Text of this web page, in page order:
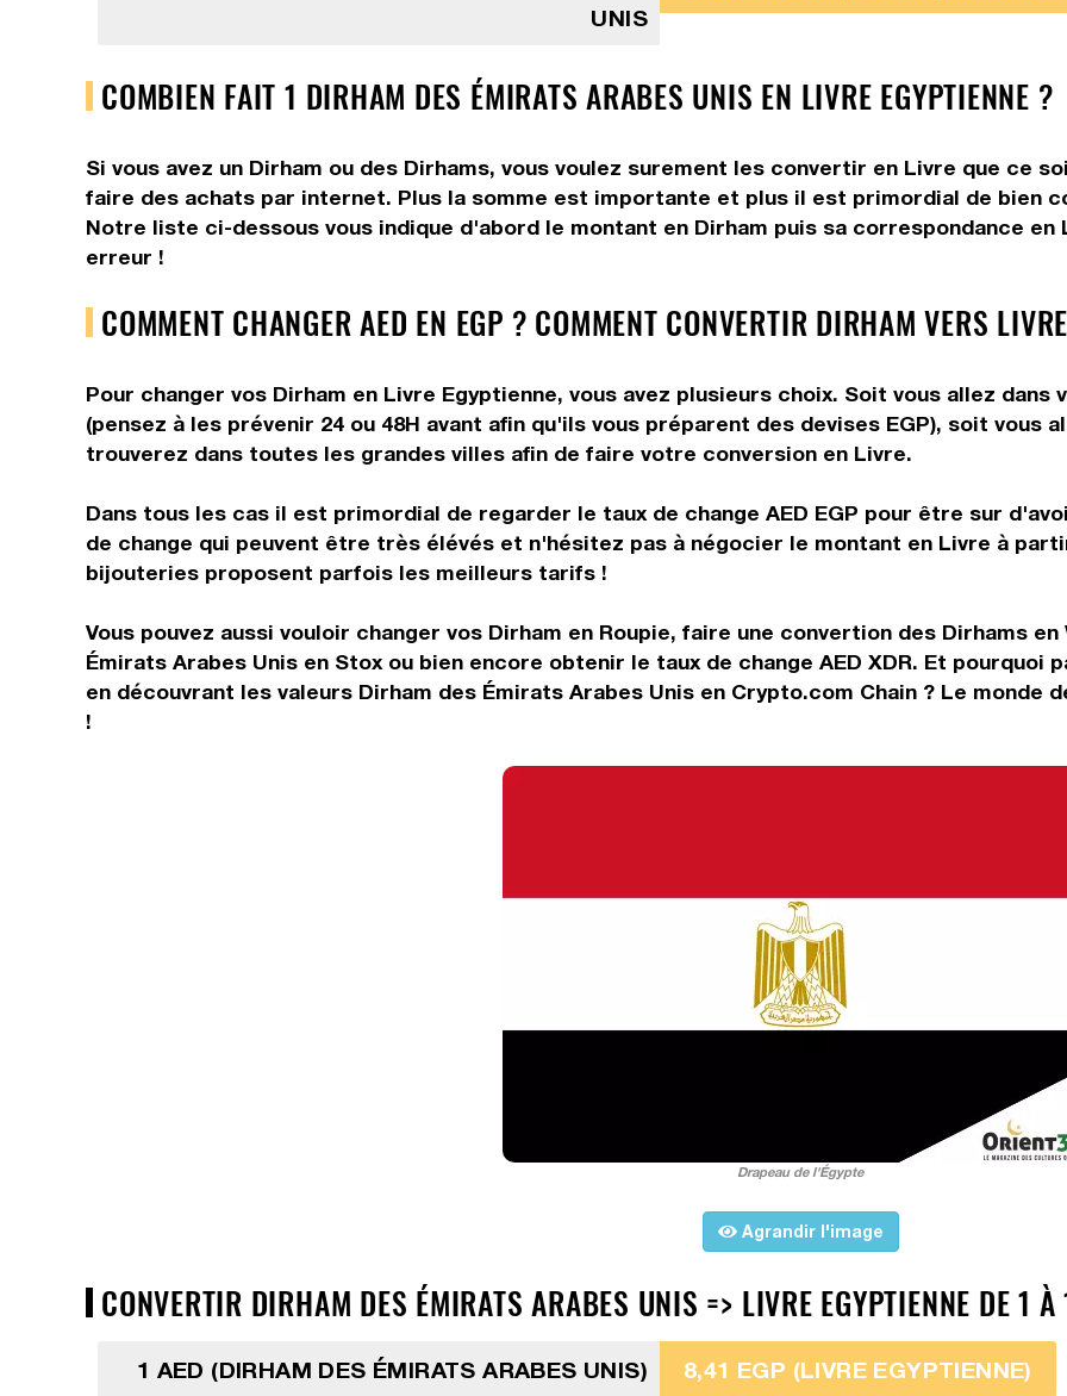
UNIS
COMBIEN FAIT 1 DIRHAM DES ÉMIRATS ARABES UNIS EN LIVRE EGYPTIENNE ?
Si vous avez un Dirham ou des Dirhams, vous voulez surement les convertir en Livre que ce
faire des achats par internet. Plus la somme est importante et plus il est primordial de bien
Notre liste ci-dessous vous indique d'abord le montant en Dirham puis sa correspondance
erreur !
COMMENT CHANGER AED EN EGP ? COMMENT CONVERTIR DIRHAM VERS
Pour changer vos Dirham en Livre Egyptienne, vous avez plusieurs choix. Soit vous allez
(pensez à les prévenir 24 ou 48H avant afin qu'ils vous préparent des devises EGP), soit vous
trouverez dans toutes les grandes villes afin de faire votre conversion en Livre.
Dans tous les cas il est primordial de regarder le taux de change AED EGP pour être sur
de change qui peuvent être très élévés et n'hésitez pas à négocier le montant en Livre à
bijouteries proposent parfois les meilleurs tarifs !
Vous pouvez aussi vouloir changer vos Dirham en Roupie, faire une convertion des Dirhams
Émirats Arabes Unis en Stox ou bien encore obtenir le taux de change AED XDR. Et
en découvrant les valeurs Dirham des Émirats Arabes Unis en Crypto.com Chain ? Le monde
!
Drapeau de l'Égypte
Agrandir l'image
CONVERTIR DIRHAM DES ÉMIRATS ARABES UNIS => LIVRE EGYPTIENNE DE 1
1 AED (DIRHAM DES ÉMIRATS ARABES UNIS) 8,41 EGP (LIVRE EGYPTIENNE)